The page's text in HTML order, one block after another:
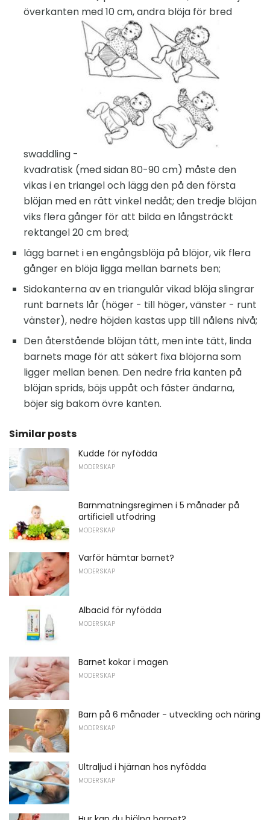
överkanten med 10 cm, andra blöja för bred
swaddling -
kvadratisk (med sidan 80-90 cm) måste den
vikas i en triangel och lägg den på den första
blöjan med en rätt vinkel nedåt; den tredje blöjan
viks flera gånger för att bilda en långsträckt
rektangel 20 cm bred;
lägg barnet i en engångsblöja på blöjor, vik flera
gånger en blöja ligga mellan barnets ben;
Sidokanterna av en triangulär vikad blöja slingrar
runt barnets lår (höger - till höger, vänster - runt
vänster), nedre höjden kastas upp till nålens nivå;
Den återstående blöjan tätt, men inte tätt, linda
barnets mage för att säkert fixa blöjorna som
ligger mellan benen. Den nedre fria kanten på
blöjan sprids, böjs uppåt och fäster ändarna,
böjer sig bakom övre kanten.
Similar posts
Kudde för nyfödda
MODERSKAP
Barnmatningsregimen i 5 månader på
artificiell utfodring
MODERSKAP
Varför hämtar barnet?
MODERSKAP
Albacid för nyfödda
MODERSKAP
Barnet kokar i magen
MODERSKAP
Barn på 6 månader - utveckling och näring
MODERSKAP
Ultraljud i hjärnan hos nyfödda
MODERSKAP